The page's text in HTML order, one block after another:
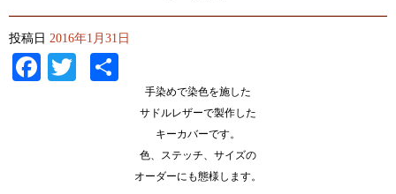
投稿日 2016年1月31日
Facebook
Twitter
有手染めで染色を施した
サドルレザーで製作した
キーカバーです。
色、ステッチ、サイズの
オーダーにも態様します。